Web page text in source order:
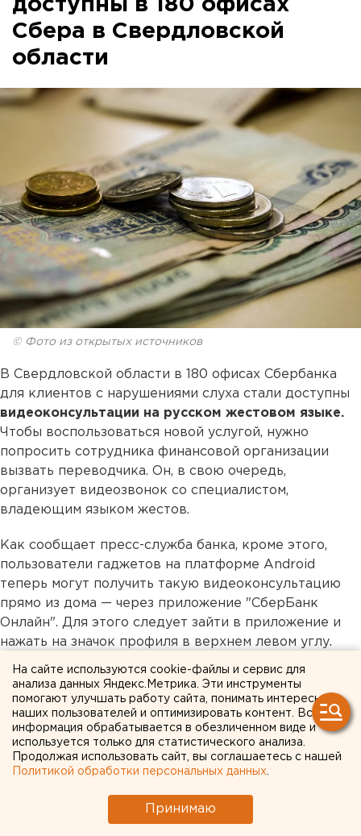
доступны в 180 офисах
Сбера в Свердловской
области
© Фото из открытых источников
В Свердловской области в 180 офисах Сбербанка
для клиентов с нарушениями слуха стали доступны
видеоконсультации на русском жестовом языке.
Чтобы воспользоваться новой услугой, нужно
попросить сотрудника финансовой организации
вызвать переводчика. Он, в свою очередь,
организует видеозвонок со специалистом,
владеющим языком жестов.
Как сообщает пресс-служба банка, кроме этого,
пользователи гаджетов на платформе Android
теперь могут получить такую видеоконсультацию
прямо из дома — через приложение "СберБанк
Онлайн". Для этого следует зайти в приложение и
нажать на значок профиля в верхнем левом углу.
Далее нужно выбрать строчку «Специальное
обслуживание», указать пункты «Общаюсь жестами
в переписке» и «Мою речь сложно понять». На
появившейся вкладке «Вам доступно» можно начать
видеоконсультацию на русском жестовом языке.
Как отмечает заместитель председателя Уральского
банка СбербанкаМарат Мансуров, цель
нововведения - сделать так, чтобы услуги банка
На сайте используются cookie-файлы и сервис для
анализа данных Яндекс.Метрика. Эти инструменты
помогают улучшать работу сайта, понимать интересы
наших пользователей и оптимизировать контент. Вся
информация обрабатывается в обезличенном виде и
используется только для статистического анализа.
Продолжая использовать сайт, вы соглашаетесь с нашей
Политикой обработки персональных данных
Принимаю